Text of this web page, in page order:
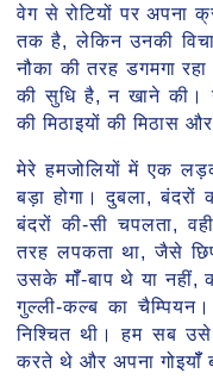
वेग से रोटियों पर अपना
तक है, लेकिन उनकी
नौका की तरह डगमगा
की सुधि है, न खाने की।
की मिठाइयों की मिठास
मेरे हमजोलियों में एक
बड़ा होगा। दुबला, बंदरों
बंदरों की-सी चपलता,
तरह लपकता था, जैसे
उसके मॉँ-बाप थे या नहीं,
गुल्ली-कल्ब का
निश्चित थी। हम सब
करते थे और अपना गोइयॉँ